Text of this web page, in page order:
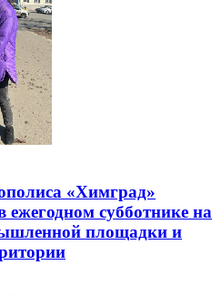
«Химград»
ежегодном субботнике на
площадки и